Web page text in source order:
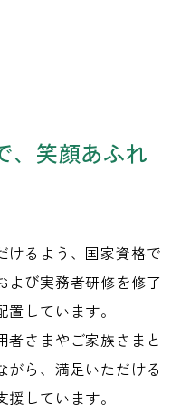
、笑顔あふれ
けるよう、国家資格で
よび実務者研修を修了
しています。
者さまやご家族さまと
がら、満足いただける
しています。